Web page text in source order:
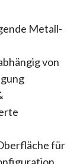
Metall-
von
für